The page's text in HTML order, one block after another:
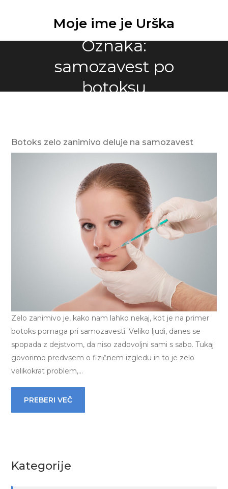
Moje ime je Urška
Oznaka:
samozavest po
botoksu
Botoks zelo zanimivo deluje na samozavest
Zelo zanimivo je, kako nam lahko nekaj, kot je na primer
botoks pomaga pri samozavesti. Veliko ljudi, danes se
spopada z dejstvom, da niso zadovoljni sami s sabo. Tukaj
govorimo predvsem o fizičnem izgledu in to je zelo
velikokrat problem,…
PREBERI VEČ
Kategorije